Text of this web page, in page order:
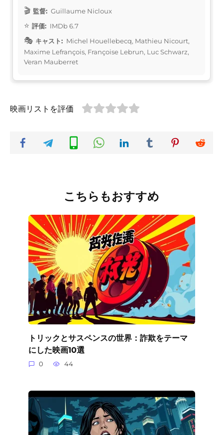
監督: Guillaume Nicloux
評価: IMDb 6.7
キャスト: Michel Houellebecq, Mathieu Nicourt,
Maxime Lefrançois, Françoise Lebrun, Luc Schwarz,
Veran Mauberret
映画リストを評価
こちらもおすすめ
トリックとサスペンスの世界：詐欺をテーマ
にした映画10選
0 44